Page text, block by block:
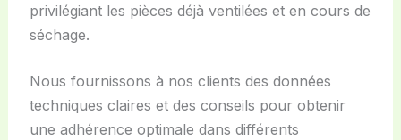
privilégiant les pièces déjà ventilées et en cours de
séchage.
Nous fournissons à nos clients des données
techniques claires et des conseils pour obtenir
une adhérence optimale dans différents